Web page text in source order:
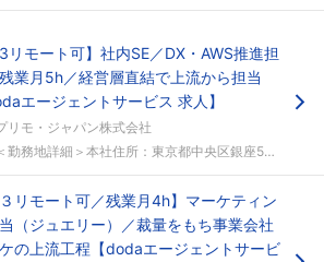
3リモート可】社内SE／DX・AWS推進担
業月5h／経営層直結で上流から担当
エージェントサービス 求人】
リモ・ジャパン株式会社
勤務地詳細＞本社住所：東京都中央区銀座5-12-...
３リモート可／残業月4h】マーケティン
（ジュエリー）／裁量をもち事業会社
の上流工程【dodaエージェントサービ